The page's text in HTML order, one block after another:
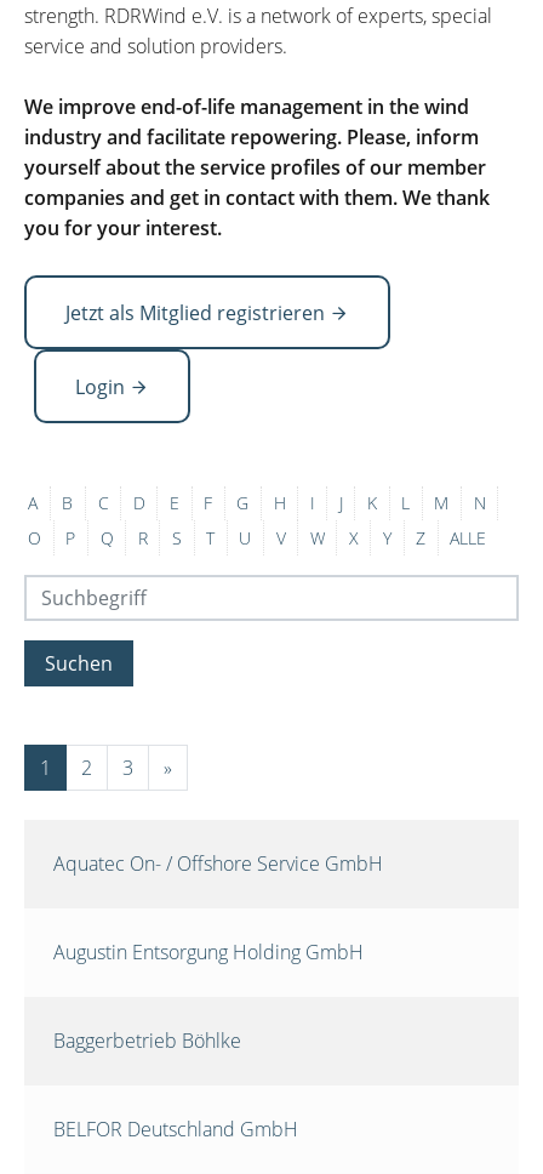
strength. RDRWind e.V. is a network of experts, special
service and solution providers.
We improve end-of-life management in the wind
industry and facilitate repowering. Please, inform
yourself about the service profiles of our member
companies and get in contact with them. We thank
you for your interest.
Jetzt als Mitglied registrieren
Login
A B C D E F G H I J K L M
N
O
P Q R S T U V W X Y Z ALLE
Suchen
1 2 3 »
Aquatec On- / Offshore Service GmbH
Augustin Entsorgung Holding GmbH
Baggerbetrieb Böhlke
BELFOR Deutschland GmbH